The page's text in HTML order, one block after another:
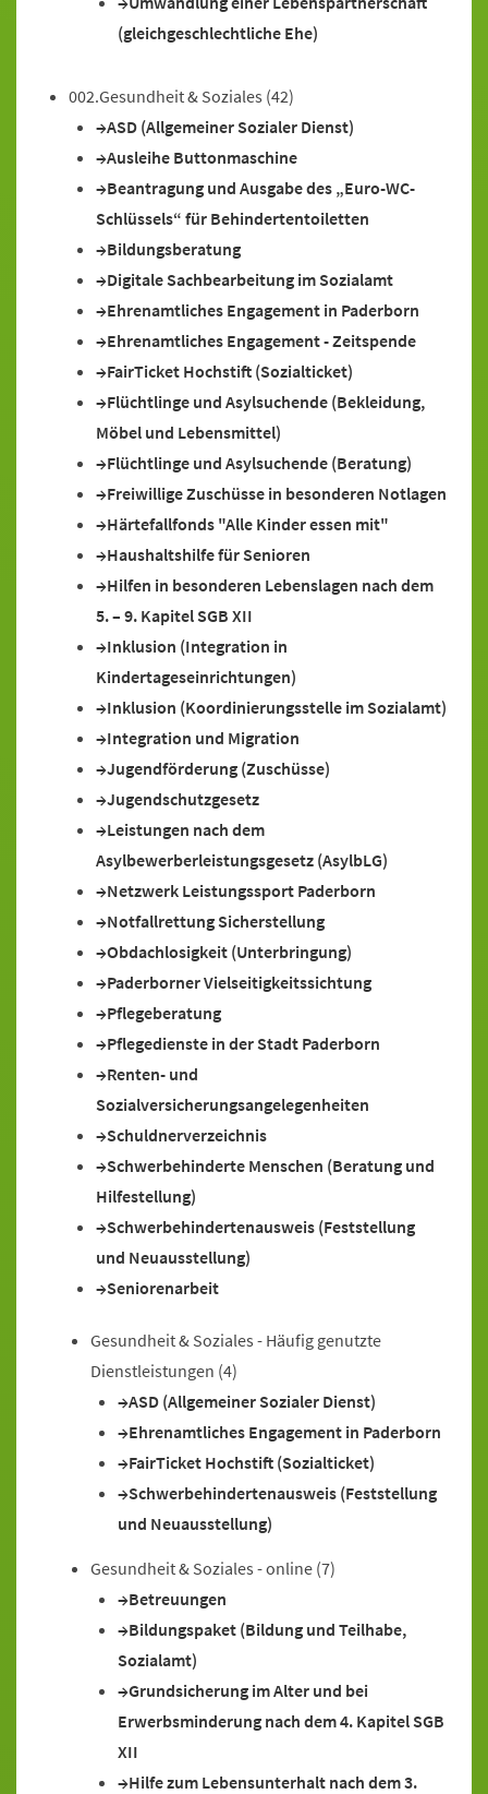
(gleichgeschlechtliche Ehe)
002.Gesundheit & Soziales (42)
ASD (Allgemeiner Sozialer Dienst)
Ausleihe Buttonmaschine
Beantragung und Ausgabe des „Euro-WC-
Schlüssels“ für Behindertentoiletten
Bildungsberatung
Digitale Sachbearbeitung im Sozialamt
Ehrenamtliches Engagement in Paderborn
Ehrenamtliches Engagement - Zeitspende
FairTicket Hochstift (Sozialticket)
Flüchtlinge und Asylsuchende (Bekleidung,
Möbel und Lebensmittel)
Flüchtlinge und Asylsuchende (Beratung)
Freiwillige Zuschüsse in besonderen Notlagen
Härtefallfonds "Alle Kinder essen mit"
Haushaltshilfe für Senioren
Hilfen in besonderen Lebenslagen nach dem
5. – 9. Kapitel SGB XII
Inklusion (Integration in
Kindertageseinrichtungen)
Inklusion (Koordinierungsstelle im Sozialamt)
Integration und Migration
Jugendförderung (Zuschüsse)
Jugendschutzgesetz
Leistungen nach dem
Asylbewerberleistungsgesetz (AsylbLG)
Netzwerk Leistungssport Paderborn
Notfallrettung Sicherstellung
Obdachlosigkeit (Unterbringung)
Paderborner Vielseitigkeitssichtung
Pflegeberatung
Pflegedienste in der Stadt Paderborn
Renten- und
Sozialversicherungsangelegenheiten
Schuldnerverzeichnis
Schwerbehinderte Menschen (Beratung und
Hilfestellung)
Schwerbehindertenausweis (Feststellung
und Neuausstellung)
Seniorenarbeit
Gesundheit & Soziales - Häufig genutzte
Dienstleistungen (4)
ASD (Allgemeiner Sozialer Dienst)
Ehrenamtliches Engagement in Paderborn
FairTicket Hochstift (Sozialticket)
Schwerbehindertenausweis (Feststellung
und Neuausstellung)
Gesundheit & Soziales - online (7)
Betreuungen
Bildungspaket (Bildung und Teilhabe,
Sozialamt)
Grundsicherung im Alter und bei
Erwerbsminderung nach dem 4. Kapitel SGB
XII
Hilfe zum Lebensunterhalt nach dem 3.